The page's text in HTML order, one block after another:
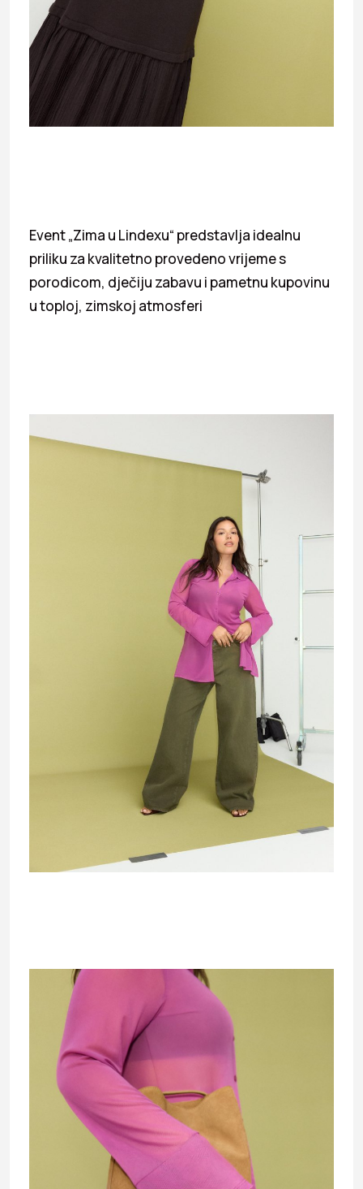
Event „Zima u Lindexu“ predstavlja idealnu
priliku za kvalitetno provedeno vrijeme s
porodicom, dječiju zabavu i pametnu kupovinu
u toploj, zimskoj atmosferi